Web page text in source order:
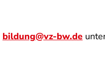
bildung@vz-bw.de